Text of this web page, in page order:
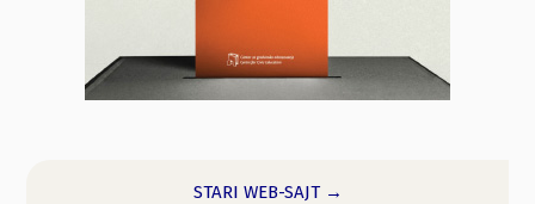
STARI WEB-SAJT →